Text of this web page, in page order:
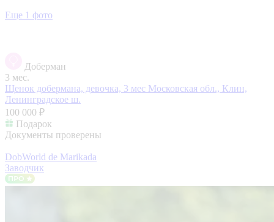
Еще 1 фото
Доберман
3 мес.
Щенок добермана, девочка, 3 мес Московская обл., Клин,
Ленинградское ш.
100 000 ₽
Подарок
Документы проверены
DobWorld de Marikada
Заводчик